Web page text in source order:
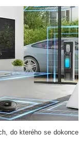
do kterého se dokonce